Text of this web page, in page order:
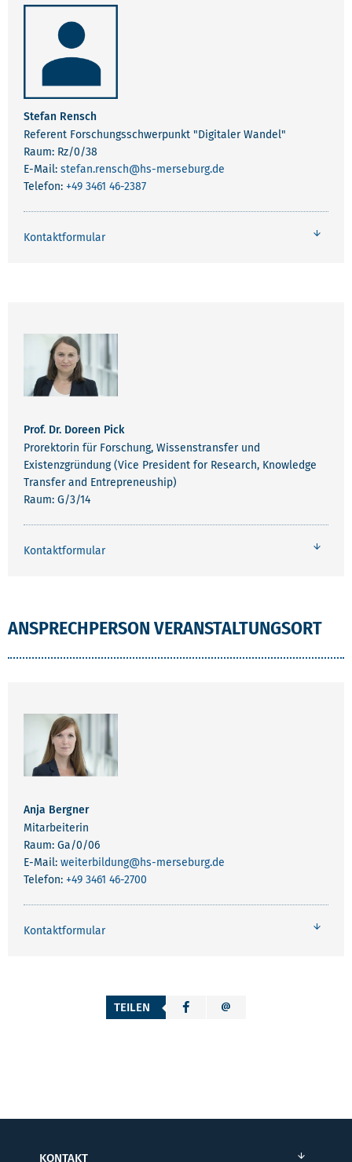
Stefan Rensch
Referent Forschungsschwerpunkt "Digitaler Wandel"
Raum: Rz/0/38
E-Mail: stefan.rensch@hs-merseburg.de
Telefon: +49 3461 46-2387
Kontaktformular
Prof. Dr. Doreen Pick
Prorektorin für Forschung, Wissenstransfer und
Existenzgründung (Vice President for Research, Knowledge
Transfer and Entrepreneuship)
Raum: G/3/14
Kontaktformular
ANSPRECHPERSON VERANSTALTUNGSORT
Anja Bergner
Mitarbeiterin
Raum: Ga/0/06
E-Mail: weiterbildung@hs-merseburg.de
Telefon: +49 3461 46-2700
Kontaktformular
TEILEN
KONTAKT